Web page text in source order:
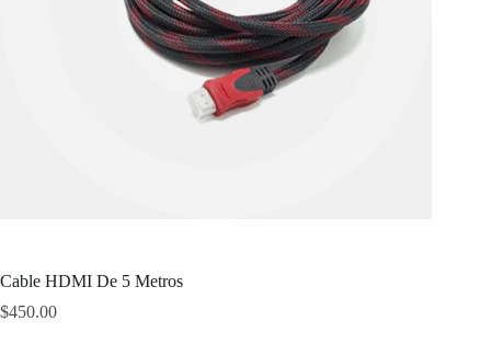
Cable HDMI De 5 Metros
$450.00